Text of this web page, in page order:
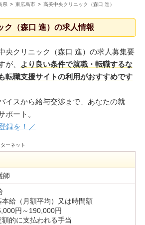
県 東広島市 高美中央クリニック（森口 進）
ク（森口 進）の求人情報
央クリニック（森口 進）の求人募集要
が、
より良い条件で就職・転職するな
転職支援サイトの利用がおすすめです
イスから給与交渉まで、あなたの就
ポート。
録を！／
ーネット
師
本給（月額平均）又は時間額
円～190,000円
額的に支払われる手当